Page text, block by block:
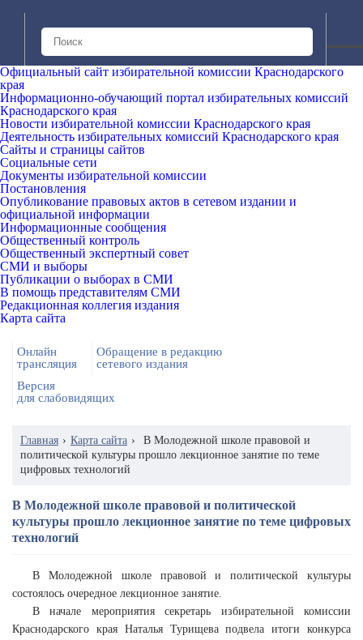
Официальный сайт избирательной комиссии Краснодарского
края
Информационно-обучающий портал избирательных комиссий
Краснодарского края
Новости избирательной комиссии Краснодарского края
Деятельность избирательных комиссий Краснодарского края
Сайты и страницы сайтов
Социальные сети
Документы избирательной комиссии
Постановления
Опубликование правовых актов в сетевом издании и
официальной информации
Информационные сообщения
Общественный контроль
Общественный экспертный совет
СМИ и выборы
Публикации о выборах в СМИ
В помощь представителям СМИ
Редакционная коллегия издания
Карта сайта
Онлайн
трансляция
Обращение в редакцию
сетевого издания
Версия
для слабовидящих
Главная › Карта сайта ›
В Молодежной школе правовой и
политической культуры прошло лекционное занятие по теме
цифровых технологий
В Молодежной школе правовой и политической
культуры прошло лекционное занятие по теме цифровых
технологий
В Молодежной школе правовой и политической культуры
состоялось очередное лекционное занятие.
В начале мероприятия секретарь избирательной комиссии
Краснодарского края Наталья Турищева подвела итоги конкурса